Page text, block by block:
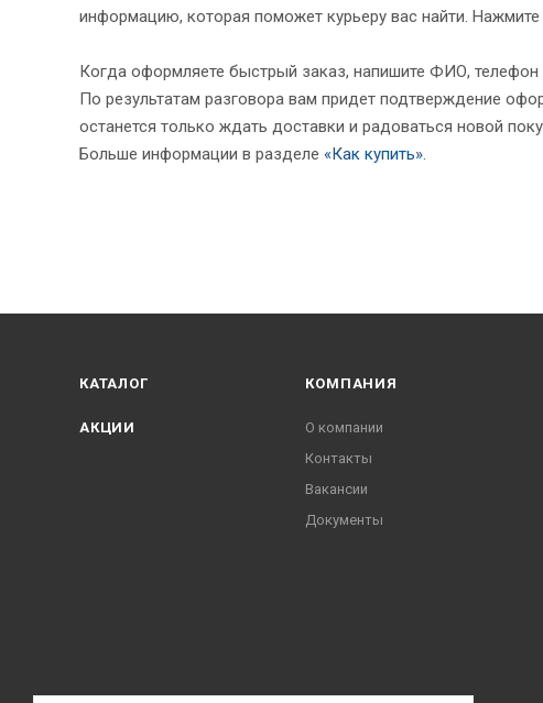
информацию, которая поможет курьеру вас найти.
Когда оформляете быстрый заказ, напишите ФИО, телефон
По результатам разговора вам придет подтверждение
останется только ждать доставки и радоваться новой
Больше информации в разделе «Как купить».
КАТАЛОГ
АКЦИИ
КОМПАНИЯ
О компании
Контакты
Вакансии
Документы